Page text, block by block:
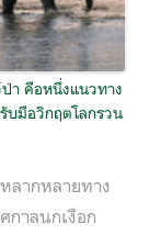
า คือหนึ่งแนวทาง
บมือวิกฤตโลกรวน
ลากหลายทาง
กาลนกเงือก